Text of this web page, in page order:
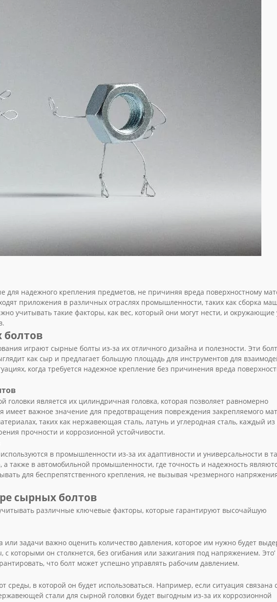
для надежного крепления предметов, не причиняя вреда поверхностному
приложения в различных отраслях промышленности, таких как сборка
учитывать такие факторы, как вес, который они могут нести, и окружающие
играют сырные болты из-за их отличного дизайна и полезности. Эти
как сыр и предлагает большую площадь для инструментов для
когда требуется надежное крепление без причинения вреда
является их цилиндричная головка, которая позволяет равномерно
имеет важное значение для предотвращения повреждения закрепляемого
таких как нержавеющая сталь, латунь и углеродная сталь, каждый
прочности и коррозионной устойчивости.
в промышленности из-за их адаптивности и универсальности в
также в автомобильной промышленности, где точность и надежность
для беспрепятственного крепления, не вызывая чрезмерного
сырных болтов
различные ключевые факторы, которые гарантируют высочайшую
задачи важно оценить количество давления, которое им нужно будет
которыми он столкнется, без огибания или зажигания под напряжением.
что болт может успешно управлять рабочим давлением.
среды, в которой он будет использоваться. Например, если ситуация связана
стали для сырной головки будет выгодным из-за их коррозионной